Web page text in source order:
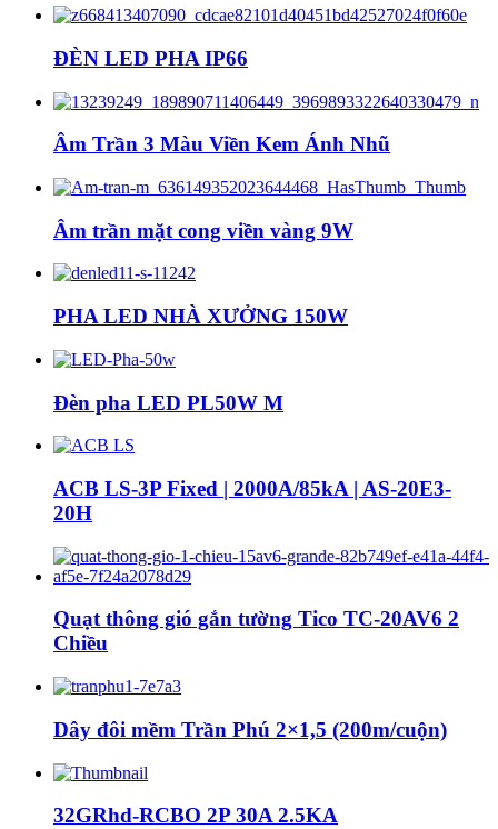
ĐÈN LED PHA IP66
Âm Trần 3 Màu Viền Kem Ánh Nhũ
Âm trần mặt cong viền vàng 9W
PHA LED NHÀ XƯỞNG 150W
Đèn pha LED PL50W M
ACB LS-3P Fixed | 2000A/85kA | AS-20E3-
20H
Quạt thông gió gắn tường Tico TC-20AV6 2
Chiều
Dây đôi mềm Trần Phú 2×1,5 (200m/cuộn)
32GRhd-RCBO 2P 30A 2.5KA